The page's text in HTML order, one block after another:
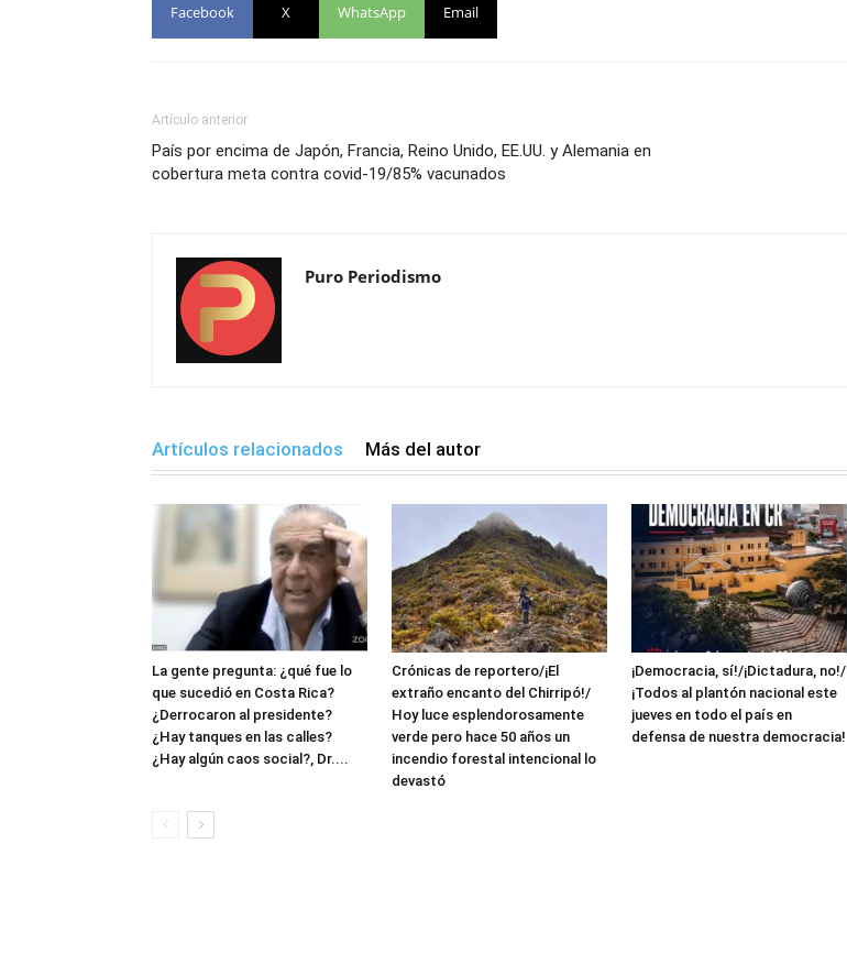
Facebook X WhatsApp Email
Artículo anterior
País por encima de Japón, Francia, Reino Unido, EE.UU. y Alemania en
cobertura meta contra covid-19/85% vacunados
Puro Periodismo
Artículos relacionados Más del autor
La gente pregunta: ¿qué fue lo
que sucedió en Costa Rica?
¿Derrocaron al presidente?
¿Hay tanques en las calles?
¿Hay algún caos social?, Dr....
Crónicas de reportero/¡El
extraño encanto del Chirripó!/
Hoy luce esplendorosamente
verde pero hace 50 años un
incendio forestal intencional lo
devastó
¡Democracia, sí!/¡Dictadura, no!/
¡Todos al plantón nacional este
jueves en todo el país en
defensa de nuestra democracia!